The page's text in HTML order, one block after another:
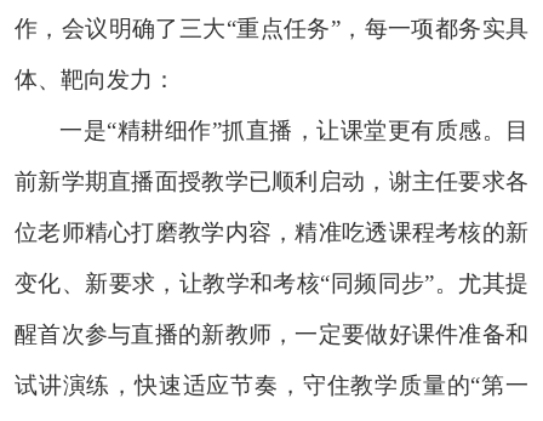
作，会议明确了三大“重点任务”，每一项都务实具
体、靶向发力：
一是“精耕细作”抓直播，让课堂更有质感。目
前新学期直播面授教学已顺利启动，谢主任要求各
位老师精心打磨教学内容，精准吃透课程考核的新
变化、新要求，让教学和考核“同频同步”。尤其提
醒首次参与直播的新教师，一定要做好课件准备和
试讲演练，快速适应节奏，守住教学质量的“第一